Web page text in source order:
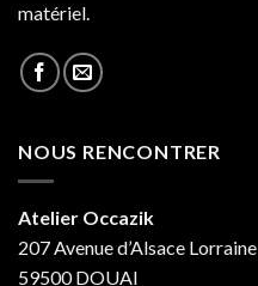
matériel.
NOUS RENCONTRER
Atelier Occazik
207 Avenue d’Alsace Lorraine
59500 DOUAI